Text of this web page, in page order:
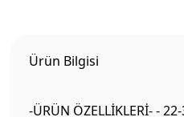
Ürün Bilgisi
-ÜRÜN ÖZELLİKLERİ- -